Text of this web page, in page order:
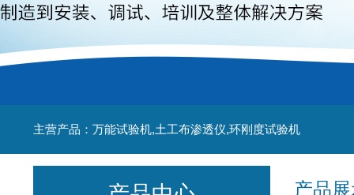
主营产品：万能试验机,土工布渗透仪,环刚度试验机
产品